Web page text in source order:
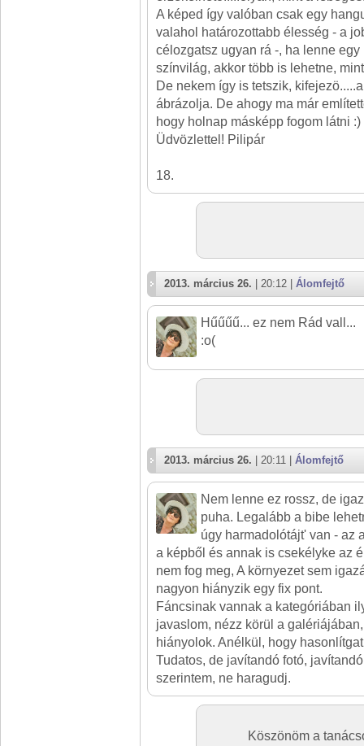
A képed így valóban csak egy
valahol határozottabb élesség - a
célozgatsz ugyan rá -, ha lenne
színvilág, akkor több is lehetne,
De nekem így is tetszik,
ábrázolja. De ahogy ma már
hogy holnap másképp fogom látni :)
Üdvözlettel! Pilipár
18.
2013. március 26. | 20:12 | Álomfejtő
Hűűűű... ez nem Rád vall...
:o(
2013. március 26. | 20:11 | Álomfejtő
Nem lenne ez rossz, de
puha. Legalább a bibe
úgy harmadolótájt' van - az
a képből és annak is csekélyke az
nem fog meg, A környezet sem
nagyon hiányzik egy fix pont.
Fáncsinak vannak a kategóriában
javaslom, nézz körül a
hiányolok. Anélkül, hogy
Tudatos, de javítandó fotó,
szerintem, ne haragudj.
Köszönöm a